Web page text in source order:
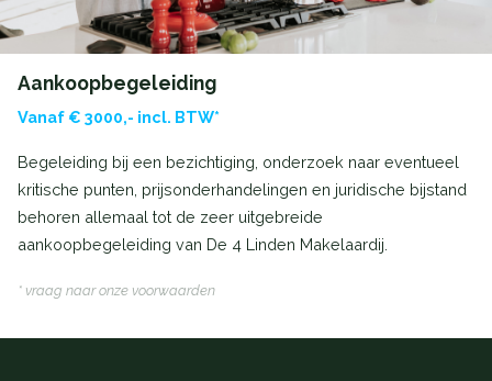
Aankoopbegeleiding
Vanaf € 3000,- incl. BTW*
Begeleiding bij een bezichtiging, onderzoek naar eventueel
kritische punten, prijsonderhandelingen en juridische bijstand
behoren allemaal tot de zeer uitgebreide
aankoopbegeleiding van De 4 Linden Makelaardij.
* vraag naar onze voorwaarden